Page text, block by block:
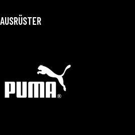
AUSRÜSTER